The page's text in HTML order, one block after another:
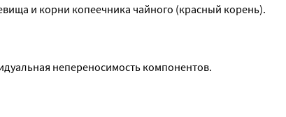
и корни копеечника чайного (красный корень).
непереносимость компонентов.